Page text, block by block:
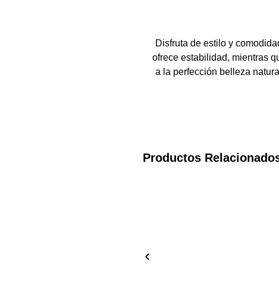
Disfruta de estilo y
ofrece estabilidad, mientras
a la perfección belleza
Productos